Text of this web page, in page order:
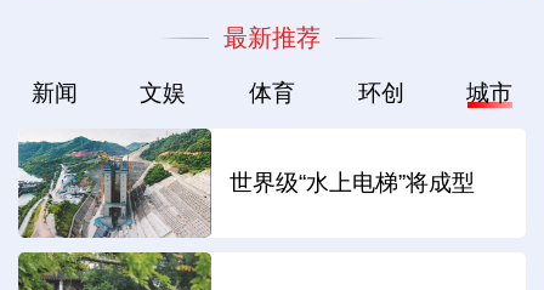
最新推荐
新闻 文娱 体育 环创 城市
世界级“水上电梯”将成型